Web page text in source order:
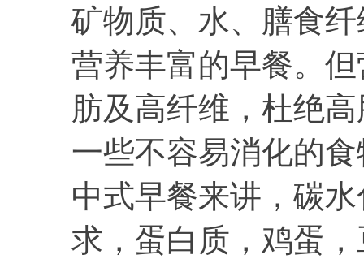
矿物质、水、膳食
营养丰富的早餐。
肪及高纤维，杜绝
一些不容易消化的
中式早餐来讲，碳
求，蛋白质，鸡蛋